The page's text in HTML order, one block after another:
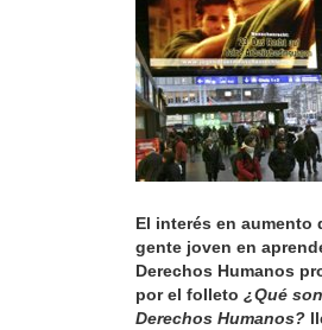
El interés en aumento
gente joven en
Derechos Humanos
por el folleto ¿Qué
Derechos Humanos?